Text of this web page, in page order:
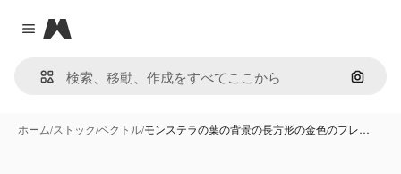
Close menu
Magnific
画像で
ホーム/ストック/ベクトル/モンステラの葉の背景の長方形の金色のフレ…